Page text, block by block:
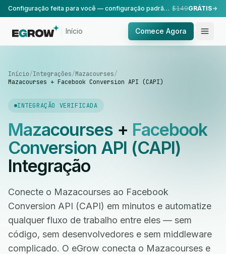
Configuração feita para você — configuração padrão, realizada pela nossa equipe. $149GRÁTIS
Início Comece Agora
Início/Integrações/Mazacourses/
Mazacourses + Facebook Conversion API (CAPI)
INTEGRAÇÃO VERIFICADA
Mazacourses+ Facebook
Conversion API (CAPI)
Integração
Conecte o Mazacourses ao Facebook
Conversion API (CAPI) em minutos e automatize
qualquer fluxo de trabalho entre eles — sem
código, sem desenvolvedores e sem middleware
complicado. O eGrow conecta o Mazacourses e